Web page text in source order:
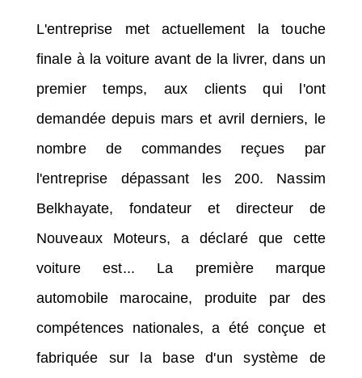
L'entreprise met actuellement la touche
finale à la voiture avant de la livrer, dans un
premier temps, aux clients qui l'ont
demandée depuis mars et avril derniers, le
nombre de commandes reçues par
l'entreprise dépassant les 200. Nassim
Belkhayate, fondateur et directeur de
Nouveaux Moteurs, a déclaré que cette
voiture est... La première marque
automobile marocaine, produite par des
compétences nationales, a été conçue et
fabriquée sur la base d'un système de